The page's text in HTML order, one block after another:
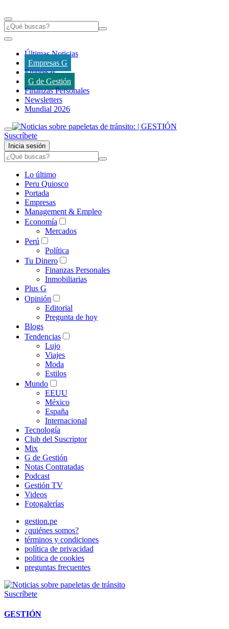
Últimas Noticias
Empresas G
Empresas
G de Gestión
Finanzas Personales
Newsletters
Mundial 2026
Suscríbete
Inicia sesión
Lo último
Peru Quiosco
Portada
Empresas
Management & Empleo
Economía
Mercados
Perú
Política
Tu Dinero
Finanzas Personales
Inmobiliarias
Plus G
Opinión
Editorial
Pregunta de hoy
Blogs
Tendencias
Lujo
Viajes
Moda
Estilos
Mundo
EEUU
México
España
Internacional
Tecnología
Club del Suscriptor
Mix
G de Gestión
Notas Contratadas
Podcast
Gestión TV
Videos
Fotogalerías
gestion.pe
¿quiénes somos?
términos y condiciones
política de privacidad
politica de cookies
preguntas frecuentes
Suscríbete
GESTIÓN